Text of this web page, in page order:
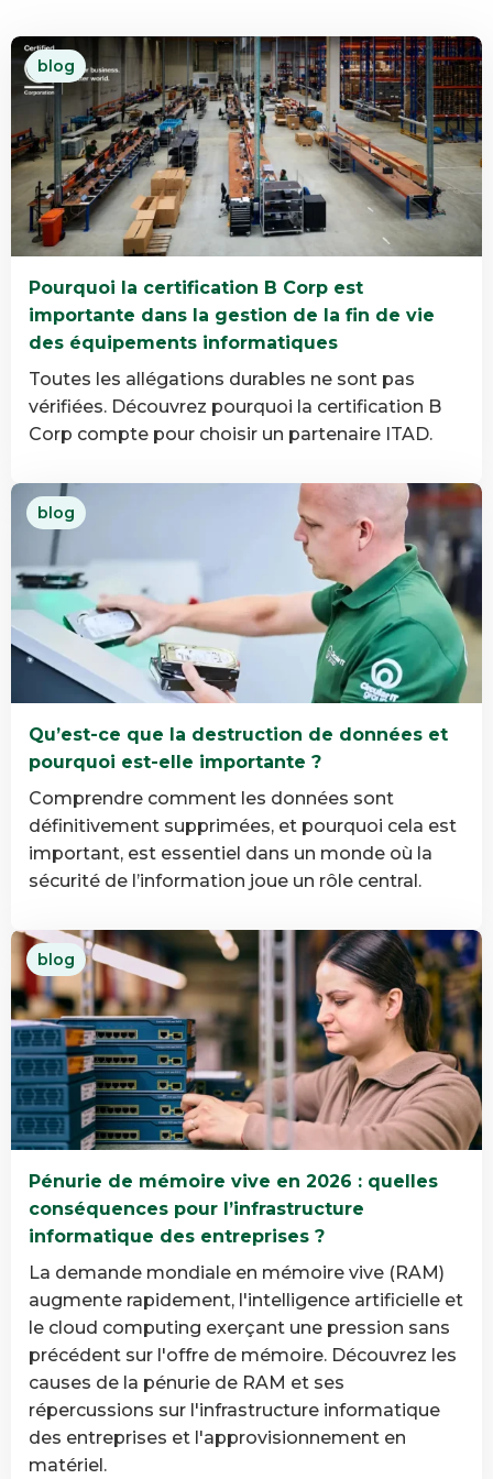
blog
Pourquoi la certification B Corp est
importante dans la gestion de la fin de vie
des équipements informatiques
Toutes les allégations durables ne sont pas
vérifiées. Découvrez pourquoi la certification B
Corp compte pour choisir un partenaire ITAD.
En
savoir
Pourquoi
la
certification
B
importante
dans
gestion
de
de
vie
des
équipements
informatiques
blog
Qu’est-ce que la destruction de données et
pourquoi est-elle importante ?
Comprendre comment les données sont
définitivement supprimées, et pourquoi cela est
important, est essentiel dans un monde où la
sécurité de l’information joue un rôle central.
En
savoir
plus
Qu’est-
ce
que
la
destruction
données
pourquoi
est-
elle
importante
blog
Pénurie de mémoire vive en 2026 : quelles
conséquences pour l’infrastructure
informatique des entreprises ?
La demande mondiale en mémoire vive (RAM)
augmente rapidement, l'intelligence artificielle et
le cloud computing exerçant une pression sans
précédent sur l'offre de mémoire. Découvrez les
causes de la pénurie de RAM et ses
répercussions sur l'infrastructure informatique
des entreprises et l'approvisionnement en
matériel.